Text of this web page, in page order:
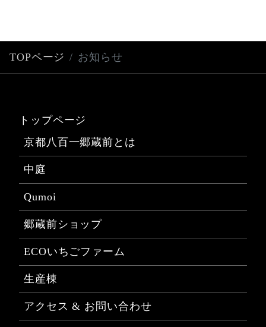
TOPページ お知らせ
トップページ
京都八百一郷蔵前とは
中庭
Qumoi
郷蔵前ショップ
ECOいちごファーム
生産棟
アクセス & お問い合わせ